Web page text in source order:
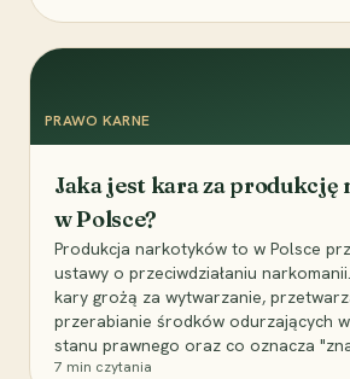
PRAWO KARNE
Jaka jest kara za
w Polsce?
Produkcja narkotyków to w Polsce
ustawy o przeciwdziałaniu
kary grożą za wytwarzanie,
przerabianie środków odurzających
stanu prawnego oraz co oznacza
7 min czytania